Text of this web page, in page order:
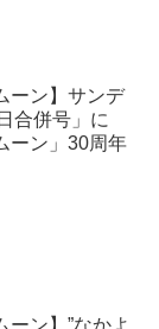
ーン】サンデ
合併号」に
ーン」30周年
ーン】”なかよ